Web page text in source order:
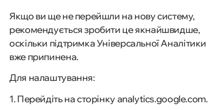
Якщо ви ще не перейшли на нову систему,
рекомендується зробити це якнайшвидше,
оскільки підтримка Універсальної Аналітики
вже припинена.
Для налаштування:
1. Перейдіть на сторінку analytics.google.com.